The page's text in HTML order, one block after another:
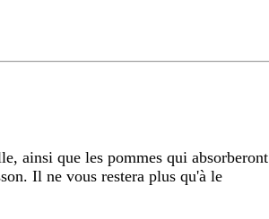
ainsi que les pommes qui absorberont
Il ne vous restera plus qu'à le